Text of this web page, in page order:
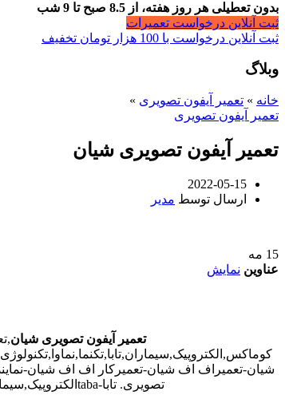
بدون تعطیلی هر روز هفته، از 8.5 صبح تا 9 شب
ثبت آنلاین درخواست تعمیرات
ثبت آنلاین درخواست با 100 هزار تومان تخفیف
وبلاگ
خانه » تعمیر آیفون تصویری »
تعمیر آیفون تصویری
تعمیر آیفون تصویری شیان
2022-05-15
ارسال توسط مدیر
15 مه
عناوین نمایش
تعمیر آیفون تصویری شیان
شیان-تعمیراف اف شیان-تعمیرکار اف اف شیان-
تصویری. تابا-tabaالکتروپیک,سیماران-simaran-کوماکس commax-کامکس camax-سوزوکی suzuki-آلدو ALDO در شیان-تعمیرات آیفون تصویری خیابان و محله شیان